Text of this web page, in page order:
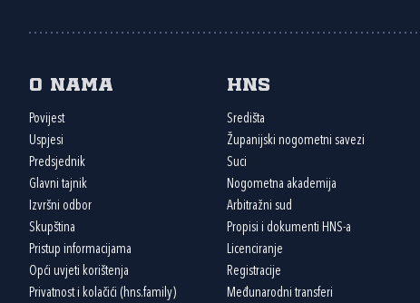
O nama
Povijest
Uspjesi
Predsjednik
Glavni tajnik
Izvršni odbor
Skupština
Pristup informacijama
Opći uvjeti korištenja
Privatnost i kolačići (hns.family)
HNS
Središta
Županijski nogometni savezi
Suci
Nogometna akademija
Arbitražni sud
Propisi i dokumenti HNS-a
Licenciranje
Registracije
Međunarodni transferi